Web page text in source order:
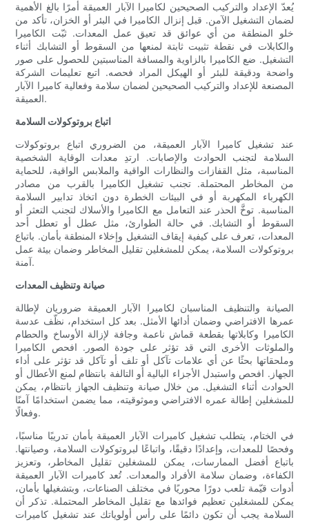
يُعدّ الإعداد والتركيب الصحيحين لكاميرا الآبار العميقة أمرًا بالغ الأهمية
لضمان التشغيل الآمن. قبل إنزال الكاميرا في البئر أو الخزان، تأكد من
خلو المنطقة من أي عوائق قد تعيق عمل المعدات. ثبّت الكاميرا
والكابلات في نقطة تثبيت ثابتة لمنعها من السقوط أو التشابك أثناء
التشغيل. ضع الكاميرا بالزاوية والمسافة المناسبتين للحصول على صور
واضحة ودقيقة للبئر أو الهيكل المراد فحصه. اتبع تعليمات الشركة
المصنعة للإعداد والتركيب الصحيحين لضمان سلامة وفعالية كاميرا الآبار
العميقة.
اتباع بروتوكولات السلامة
عند تشغيل كاميرا الآبار العميقة، من الضروري اتباع بروتوكولات
السلامة لتجنب الحوادث والإصابات. ارتدِ معدات الوقاية الشخصية
المناسبة، مثل القفازات والنظارات الواقية والملابس الواقية، للحماية
من المخاطر المحتملة. تجنب تشغيل الكاميرا بالقرب من مصادر
الكهرباء المكهربة أو في البيئات الخطرة دون اتخاذ تدابير السلامة
المناسبة. توخَّ الحذر عند التعامل مع الكاميرا والأسلاك لتجنب التعثر أو
السقوط أو التشابك. في حالة الطوارئ، مثل عطل أو تعطل أحد
المعدات، تعرف على كيفية إيقاف التشغيل وإخلاء المنطقة بأمان. باتباع
بروتوكولات السلامة، يمكن للمشغلين تقليل المخاطر وضمان بيئة عمل
آمنة.
صيانة وتنظيف المعدات
الصيانة والتنظيف المناسبان لكاميرا الآبار العميقة ضروريان لإطالة
عمرها الافتراضي وضمان أدائها الأمثل. بعد كل استخدام، نظّف عدسة
الكاميرا وكابلاتها بقطعة قماش ناعمة وجافة لإزالة الأوساخ والحطام
والملوثات الأخرى التي قد تؤثر على جودة الصور. افحص الكاميرا
وملحقاتها بحثًا عن أي علامات تآكل أو تلف أو تآكل قد تؤثر على أداء
الجهاز. افحص واستبدل الأجزاء البالية أو التالفة بانتظام لمنع الأعطال أو
الحوادث أثناء التشغيل. من خلال صيانة وتنظيف الجهاز بانتظام، يمكن
للمشغلين إطالة عمره الافتراضي وموثوقيته، مما يضمن استخدامًا آمنًا
وفعالًا.
في الختام، يتطلب تشغيل كاميرات الآبار العميقة بأمان تدريبًا مناسبًا،
وفحصًا للمعدات، وإعدادًا دقيقًا، واتباعًا لبروتوكولات السلامة، وصيانتها.
باتباع أفضل الممارسات، يمكن للمشغلين تقليل المخاطر، وتعزيز
الكفاءة، وضمان سلامة الأفراد والمعدات. تُعد كاميرات الآبار العميقة
أدوات قيّمة تلعب دورًا محوريًا في مختلف الصناعات، وبتشغيلها بأمان،
يمكن للمشغلين تعظيم فوائدها مع تقليل المخاطر المحتملة. تذكر أن
السلامة يجب أن تكون دائمًا على رأس أولوياتك عند تشغيل كاميرات